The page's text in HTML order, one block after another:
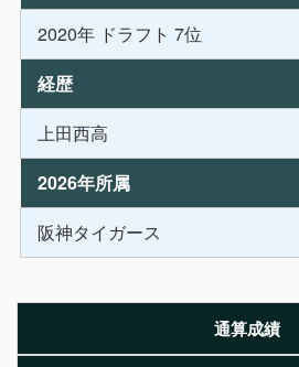
2020年 ドラフト 7位
経歴
上田西高
2026年所属
阪神タイガース
通算成績